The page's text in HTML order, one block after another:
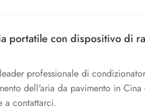
portatile con dispositivo di
professionale di
dell'aria da pavimento in
a contattarci.